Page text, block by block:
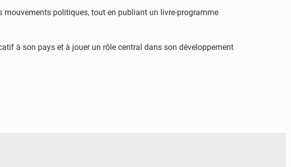
mouvements politiques, tout en publiant un livre-programme
à son pays et à jouer un rôle central dans son développement